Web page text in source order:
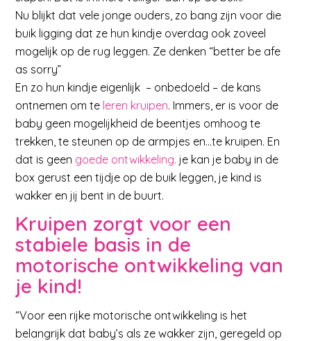
Nu blijkt dat vele jonge ouders, zo bang zijn voor die
buik ligging dat ze hun kindje overdag ook zoveel
mogelijk op de rug leggen. Ze denken “better be afe
as sorry”
En zo hun kindje eigenlijk – onbedoeld – de kans
ontnemen om te leren kruipen. Immers, er is voor de
baby geen mogelijkheid de beentjes omhoog te
trekken, te steunen op de armpjes en…te kruipen. En
dat is geen goede ontwikkeling. je kan je baby in de
box gerust een tijdje op de buik leggen, je kind is
wakker en jij bent in de buurt.
Kruipen zorgt voor een
stabiele basis in de
motorische ontwikkeling van
je kind!
“Voor een rijke motorische ontwikkeling is het
belangrijk dat baby’s als ze wakker zijn, geregeld op